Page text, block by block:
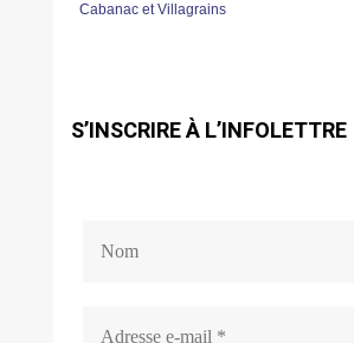
Cabanac et Villagrains
S’INSCRIRE À L’INFOLETTRE